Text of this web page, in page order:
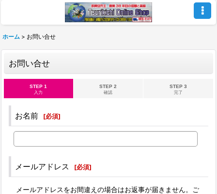
ホーム > お問い合せ
お問い合せ
STEP 1
入力
STEP 2
確認
STEP 3
完了
お名前 [必須]
メールアドレス [必須]
メールアドレスをお間違えの場合はお返事が届きません。ご